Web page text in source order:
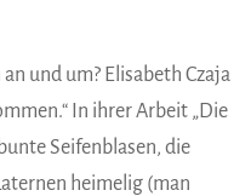
und um? Elisabeth Czaja
In ihrer Arbeit „Die
Seifenblasen, die
heimelig (man